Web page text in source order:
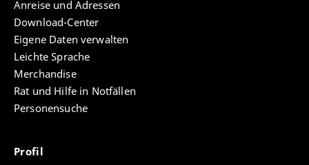
Anreise und Adressen
Download-Center
Eigene Daten verwalten
Leichte Sprache
Merchandise
Rat und Hilfe in Notfällen
Personensuche
Profil